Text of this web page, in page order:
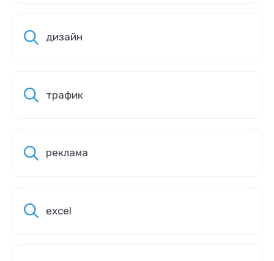
дизайн
трафик
реклама
excel